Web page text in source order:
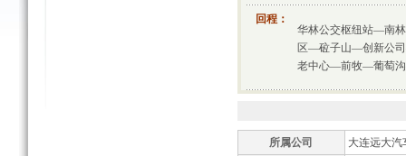
回程：
华林公交枢纽站—南
区—砬子山—创新公
老中心—前牧—葡萄
所属公司 大连远大汽